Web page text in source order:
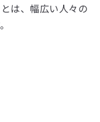
は、幅広い人々の